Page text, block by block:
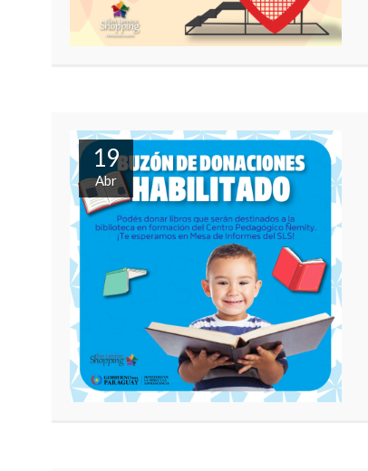
19
Abr